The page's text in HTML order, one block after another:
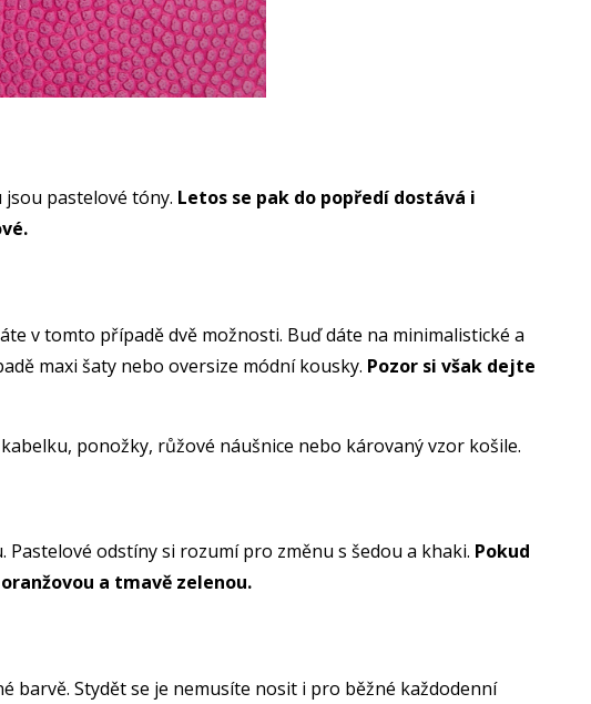
pastelové tóny. Letos se pak do popředí dostává i
v tomto případě dvě možnosti. Buď dáte na minimalistické a
maxi šaty nebo oversize módní kousky. Pozor si však dejte
ponožky, růžové náušnice nebo károvaný vzor košile.
odstíny si rozumí pro změnu s šedou a khaki. Pokud
a tmavě zelenou.
barvě. Stydět se je nemusíte nosit i pro běžné každodenní